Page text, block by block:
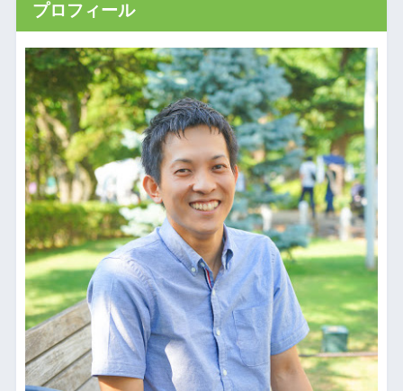
プロフィール